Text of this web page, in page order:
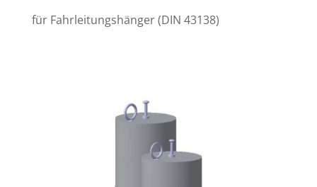
für Fahrleitungshänger (DIN 43138)